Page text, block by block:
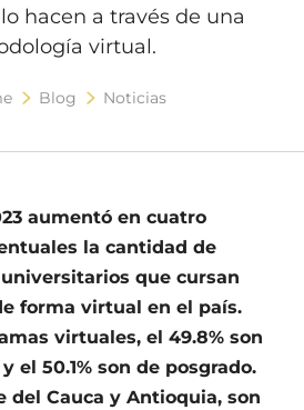
hacen a través de una
virtual.
Blog Noticias
aumentó en cuatro
la cantidad de
que cursan
forma virtual en el país.
virtuales, el 49.8% son
el 50.1% son de posgrado.
del Cauca y Antioquia, son